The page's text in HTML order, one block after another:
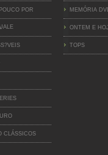
POR
CLÁSSICOS
MEMÓRIA
ONTEM E
TOPS